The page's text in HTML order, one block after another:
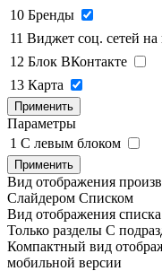
10 Бренды
11 Виджет соц. сетей на
12 Блок ВКонтакте
13 Карта
Применить
Параметры
1 C левым блоком
Применить
Вид отображения
Слайдером Списком
Вид отображения списка
Только разделы С
Компактный вид
мобильной версии